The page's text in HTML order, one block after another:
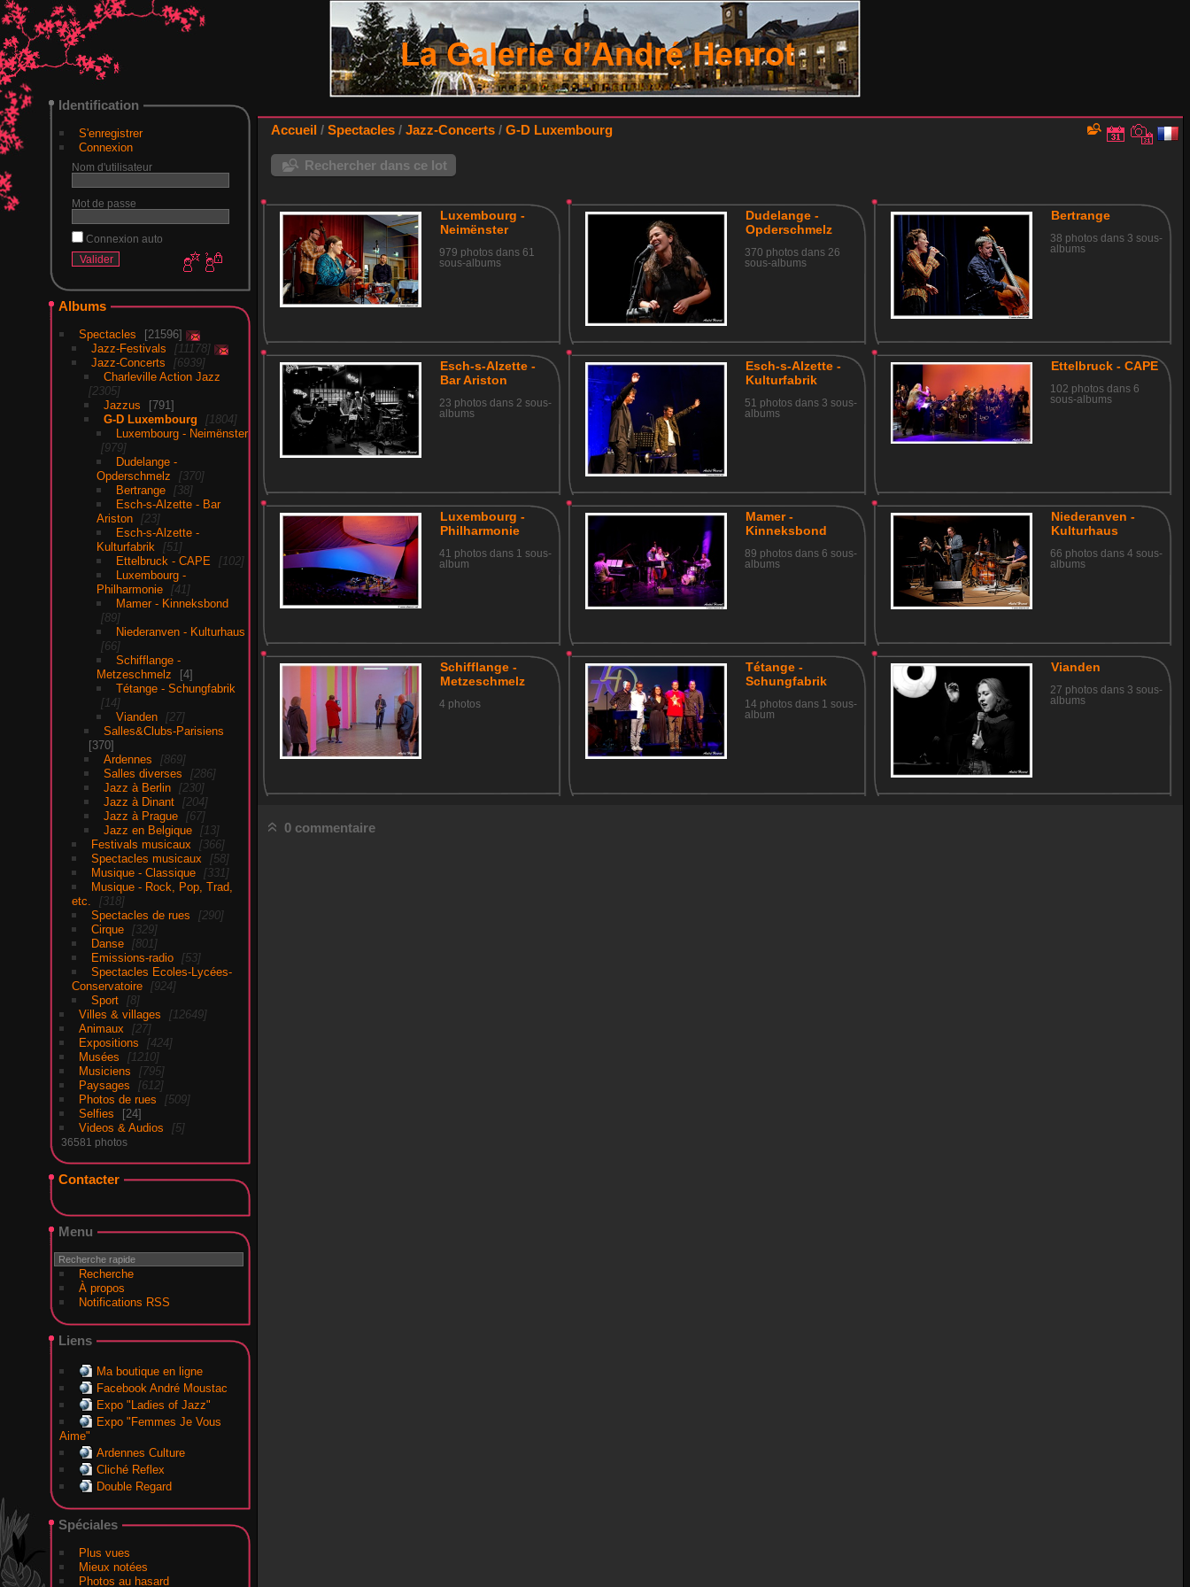
Identification
S'enregistrer
Connexion
Nom d'utilisateur
Mot de passe
Connexion auto
Albums
Spectacles
21596
Jazz-Festivals
11178
Jazz-Concerts
6939
Charleville Action Jazz
2305
Jazzus
791
G-D Luxembourg
1804
Luxembourg - Neimënster
979
Dudelange -
Opderschmelz
370
Bertrange
38
Esch-s-Alzette - Bar
Ariston
23
Esch-s-Alzette -
Kulturfabrik
51
Ettelbruck - CAPE
102
Luxembourg -
Philharmonie
41
Mamer - Kinneksbond
89
Niederanven - Kulturhaus
66
Schifflange -
Metzeschmelz
4
Tétange - Schungfabrik
14
Vianden
27
Salles&Clubs-Parisiens
370
Ardennes
869
Salles diverses
286
Jazz à Berlin
230
Jazz à Dinant
204
Jazz à Prague
67
Jazz en Belgique
13
Festivals musicaux
366
Spectacles musicaux
58
Musique - Classique
331
Musique - Rock, Pop, Trad,
etc.
318
Spectacles de rues
290
Cirque
329
Danse
801
Emissions-radio
53
Spectacles Ecoles-Lycées-
Conservatoire
924
Sport
8
Villes & villages
12649
Animaux
27
Expositions
424
Musées
1210
Musiciens
795
Paysages
612
Photos de rues
509
Selfies
24
Videos & Audios
5
36581 photos
Contacter
Menu
Recherche
À propos
Notifications RSS
Liens
Ma boutique en ligne
Facebook André Moustac
Expo "Ladies of Jazz"
Expo "Femmes Je Vous
Aime"
Ardennes Culture
Cliché Reflex
Double Regard
Spéciales
Plus vues
Mieux notées
Photos au hasard
Accueil / Spectacles / Jazz-Concerts / G-D Luxembourg
Rechercher dans ce lot
Luxembourg -
Neimënster
979 photos dans 61
sous-albums
Dudelange -
Opderschmelz
370 photos dans 26
sous-albums
Bertrange
38 photos dans 3 sous-
albums
Esch-s-Alzette -
Bar Ariston
23 photos dans 2 sous-
albums
Esch-s-Alzette -
Kulturfabrik
51 photos dans 3 sous-
albums
Ettelbruck - CAPE
102 photos dans 6
sous-albums
Luxembourg -
Philharmonie
41 photos dans 1 sous-
album
Mamer -
Kinneksbond
89 photos dans 6 sous-
albums
Niederanven -
Kulturhaus
66 photos dans 4 sous-
albums
Schifflange -
Metzeschmelz
4 photos
Tétange -
Schungfabrik
14 photos dans 1 sous-
album
Vianden
27 photos dans 3 sous-
albums
0 commentaire